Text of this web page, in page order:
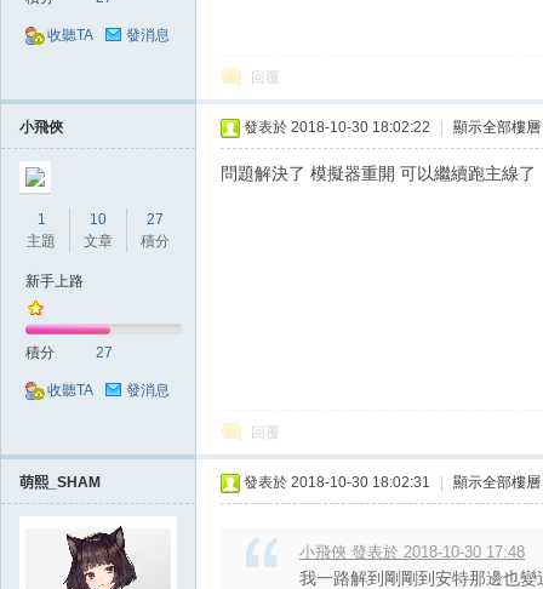
收聽TA 發消息
回覆
小飛俠
1
主題
10
文章
27
積分
新手上路
積分 27
收聽TA 發消息
發表於 2018-10-30 18:02:22 顯示全部樓層
問題解決了 模擬器重開 可以繼續跑主線了
回覆
萌熙_SHAM 發表於 2018-10-30 18:02:31 顯示全部樓層
小飛俠 發表於 2018-10-30 17:48
我一路解到剛剛到安特那邊也變